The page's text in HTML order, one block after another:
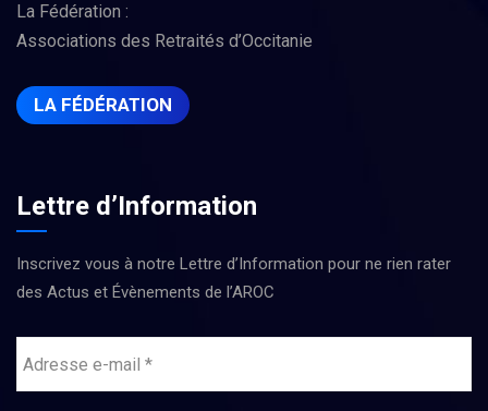
La Fédération :
Associations des Retraités d’Occitanie
LA FÉDÉRATION
Lettre d’Information
Inscrivez vous à notre Lettre d’Information pour ne rien rater
des Actus et Évènements de l’AROC